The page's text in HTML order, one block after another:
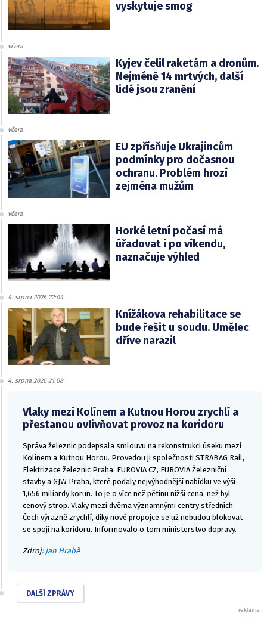
vyskytuje smog
včera
Kyjev čelil raketám a dronům.
Nejméně 14 mrtvých, další
lidé jsou zranění
včera
EU zpřísňuje Ukrajincům
podmínky pro dočasnou
ochranu. Problém hrozí
zejména mužům
včera
Horké letní počasí má
úřadovat i po víkendu,
naznačuje výhled
4. srpna 2026 22:04
Knížákova rehabilitace se
bude řešit u soudu. Umělec
dříve narazil
4. srpna 2026 21:08
Vlaky mezi Kolínem a Kutnou Horou zrychlí a
přestanou ovlivňovat provoz na koridoru
Správa železnic podepsala smlouvu na rekonstrukci úseku mezi
Kolínem a Kutnou Horou. Provedou ji společnosti STRABAG Rail,
Elektrizace železnic Praha, EUROVIA CZ, EUROVIA Železniční
stavby a GJW Praha, které podaly nejvýhodnější nabídku ve výši
1,656 miliardy korun. To je o více než pětinu nižší cena, než byl
cenový strop. Vlaky mezi dvěma významnými centry středních
Čech výrazně zrychlí, díky nové propojce se už nebudou blokovat
se spoji na koridoru. Informovalo o tom ministerstvo dopravy.
Zdroj: Jan Hrabě
DALŠÍ ZPRÁVY